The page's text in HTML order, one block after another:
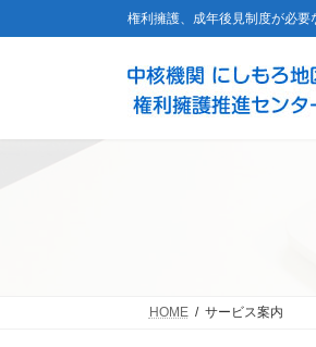
権利擁護、成年後見制度が必要
HOME サービス案内